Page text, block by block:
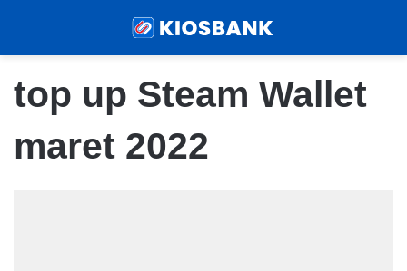
top up Steam Wallet
maret 2022